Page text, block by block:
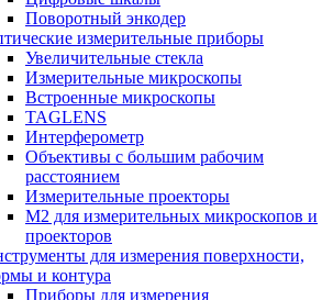
Поворотный энкодер
измерительные приборы
Увеличительные стекла
Измерительные микроскопы
Встроенные микроскопы
TAGLENS
Интерферометр
Объективы с большим рабочим
расстоянием
Измерительные проекторы
M2 для измерительных микроскопов и
проекторов
для измерения поверхности,
и контура
Приборы для измерения